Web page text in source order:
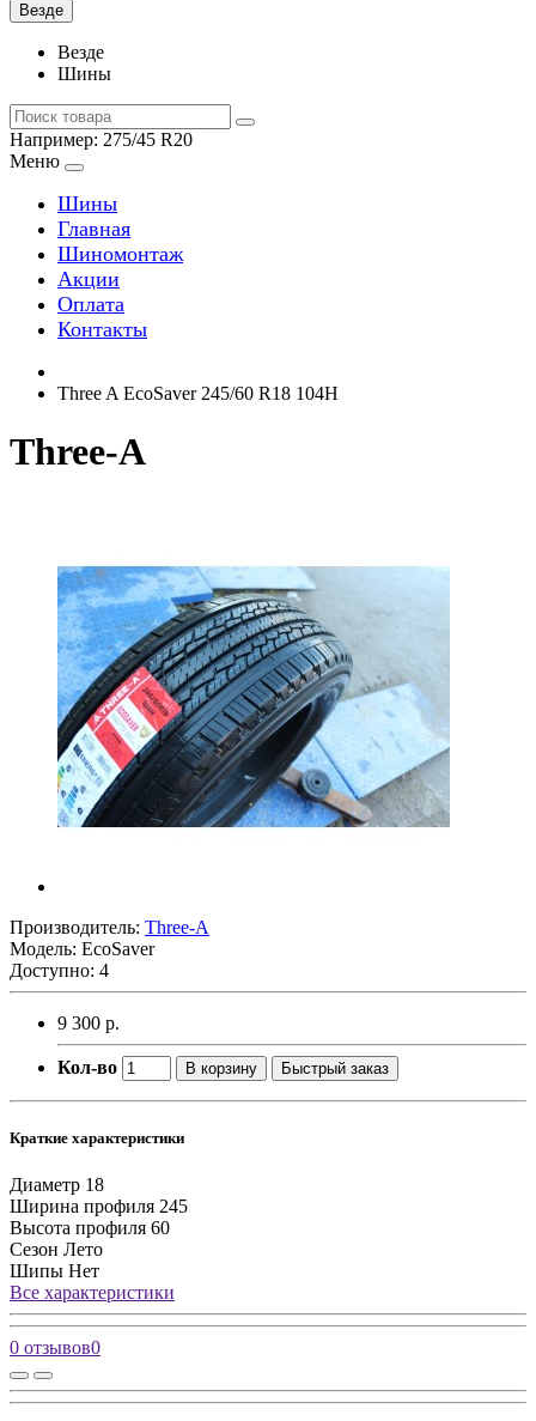
Везде
Везде
Шины
Например: 275/45 R20
Меню
Шины
Главная
Шиномонтаж
Акции
Оплата
Контакты
Three A EcoSaver 245/60 R18 104H
Three-A
Производитель: Three-A
Модель: EcoSaver
Доступно: 4
9 300 р.
Кол-во В корзину Быстрый заказ
Краткие характеристики
Диаметр 18
Ширина профиля 245
Высота профиля 60
Сезон Лето
Шипы Нет
Все характеристики
0 отзывов0